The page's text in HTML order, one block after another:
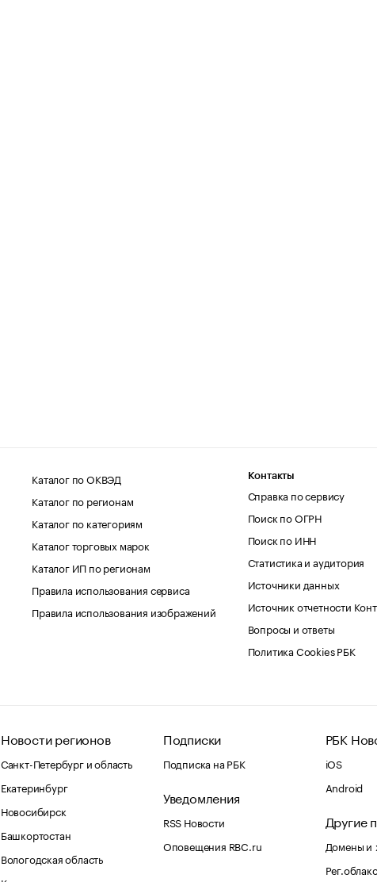
Каталог по ОКВЭД
Каталог по регионам
Каталог по категориям
Каталог торговых марок
Каталог ИП по регионам
Правила использования сервиса
Правила использования изображений
Контакты
Справка по сервису
Поиск по ОГРН
Поиск по ИНН
Статистика и аудитория
Источники данных
Источник отчетности
Вопросы и ответы
Политика Cookies РБК
Новости регионов
Санкт-Петербург и область
Екатеринбург
Новосибирск
Башкортостан
Вологодская область
Подписки
Подписка на РБК
Уведомления
RSS Новости
Оповещения RBC.ru
РБК
iOS
Android
Другие
Домены и